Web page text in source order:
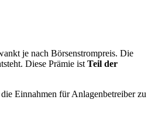
je nach Börsenstrompreis. Die
Diese Prämie ist Teil der
Einnahmen für Anlagenbetreiber zu